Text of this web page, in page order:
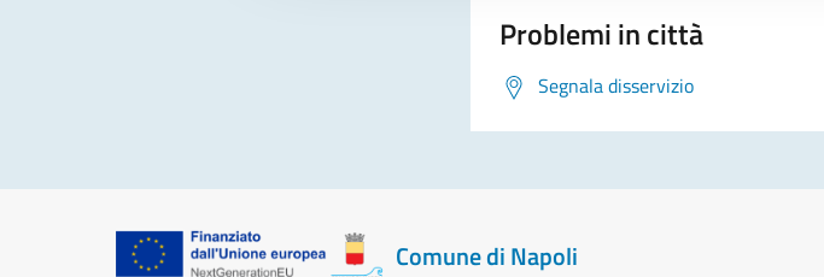
Problemi in città
Segnala disservizio
Comune di Napoli